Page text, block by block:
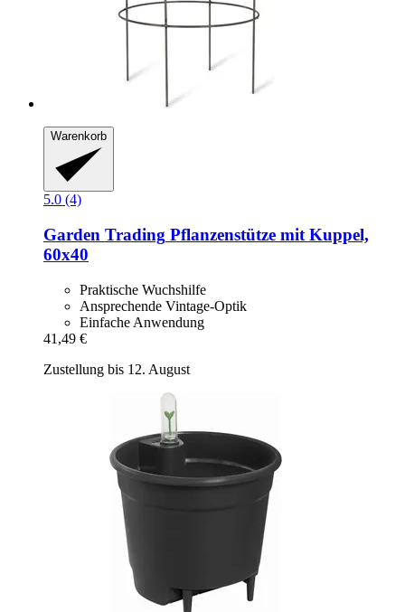
Warenkorb
5.0 (4)
Garden Trading Pflanzenstütze mit Kuppel,
60x40
Praktische Wuchshilfe
Ansprechende Vintage-Optik
Einfache Anwendung
41,49 €
Zustellung bis 12. August